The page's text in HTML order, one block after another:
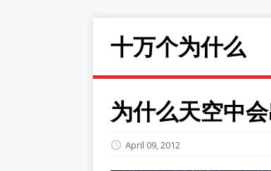
十万个为什么
为什么天空中
April 09, 2012